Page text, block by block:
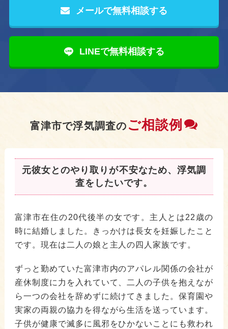
メールで無料相談する
LINEで無料相談する
富津市で浮気調査の ご相談例
元彼女とのやり取りが不安なため、浮気調
査をしたいです。
富津市在住の20代後半の女です。主人とは22歳の
時に結婚しました。きっかけは長女を妊娠したこと
です。現在は二人の娘と主人の四人家族です。
ずっと勤めていた富津市内のアパレル関係の会社が
産休制度に力を入れていて、二人の子供を抱えなが
ら一つの会社を辞めずに続けてきました。保育園や
実家の両親の協力を得ながら生活を送っています。
子供が健康で滅多に風邪をひかないことにも救われ